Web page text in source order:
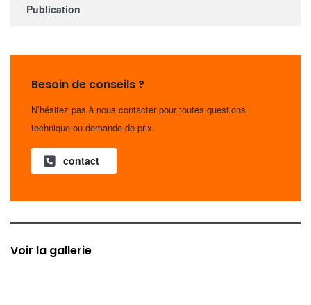
Publication
Besoin de conseils ?
N’hésitez pas à nous contacter pour toutes questions
technique ou demande de prix.
contact
Voir la gallerie